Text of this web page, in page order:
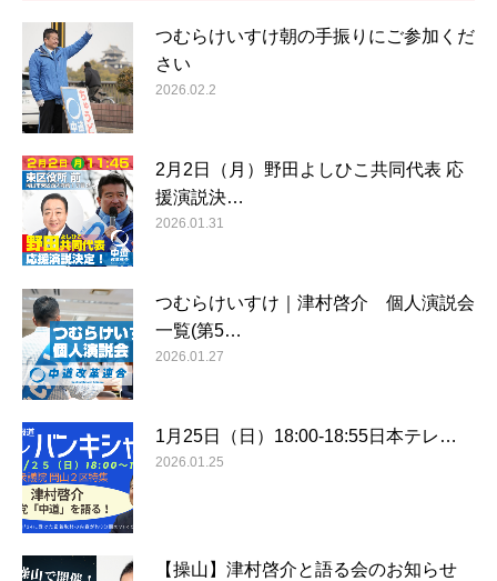
つむらけいすけ朝の手振りにご参加くだ
さい
2026.02.2
2月2日（月）野田よしひこ共同代表 応
援演説決…
2026.01.31
つむらけいすけ｜津村啓介 個人演説会
一覧(第5…
2026.01.27
1月25日（日）18:00-18:55日本テレ…
2026.01.25
【操山】津村啓介と語る会のお知らせ